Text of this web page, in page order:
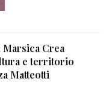
Crea
e territorio
Matteotti